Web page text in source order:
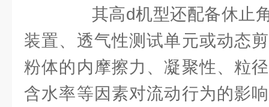
其高d机型还配备休止角
装置、透气性测试单元或动态
粉体的内摩擦力、凝聚性、粒
含水率等因素对流动行为的影